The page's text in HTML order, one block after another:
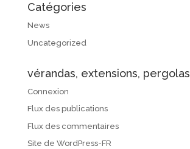
Catégories
News
Uncategorized
vérandas, extensions, pergolas
Connexion
Flux des publications
Flux des commentaires
Site de WordPress-FR